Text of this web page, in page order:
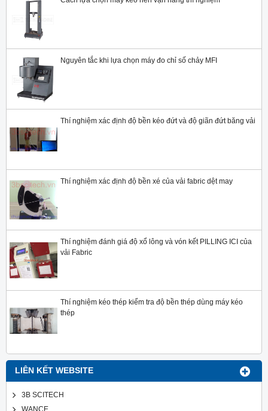
Nguyên tắc khi lựa chọn máy đo chỉ số chảy MFI
Thí nghiệm xác định độ bền kéo đứt và độ giãn đứt băng vải
Thí nghiệm xác định độ bền xé của vải fabric dệt may
Thí nghiệm đánh giá độ xổ lông và vón kết PILLING ICI của
vải Fabric
Thí nghiệm kéo thép kiểm tra độ bền thép dùng máy kéo
thép
LIÊN KẾT WEBSITE
3B SCITECH
WANCE